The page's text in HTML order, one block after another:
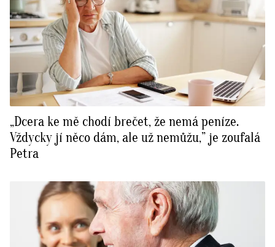
„Dcera ke mě chodí brečet, že nemá peníze.
Vždycky jí něco dám, ale už nemůžu,” je zoufalá
Petra